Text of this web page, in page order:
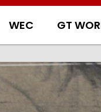
WEC GT